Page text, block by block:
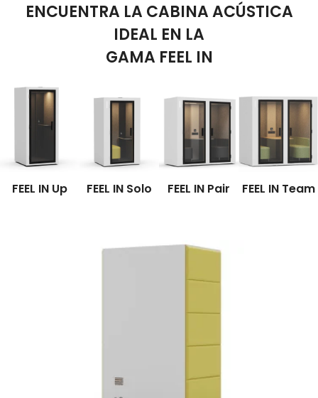
ENCUENTRA LA CABINA ACÚSTICA
IDEAL EN LA
GAMA FEEL IN
FEEL IN Up FEEL IN Solo FEEL IN Pair FEEL IN Team